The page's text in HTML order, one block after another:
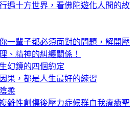
遍十方世界，看佛陀遊化人間的故
一輩子都必須面對的問題，解開壓
、精神的糾纏關係！
幻鏡的四個約定
果，都是人生最好的練習
柔
雜性創傷後壓力症候群自我療癒聖